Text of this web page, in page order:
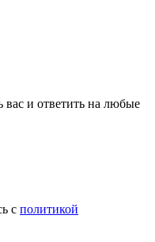
вас и ответить на любые
с политикой